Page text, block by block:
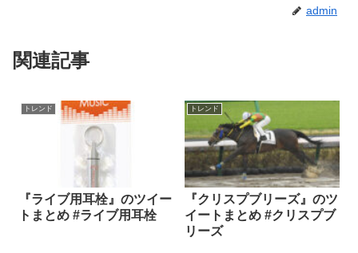
admin
関連記事
トレンド
『ライブ用耳栓』のツイー
トまとめ #ライブ用耳栓
トレンド
『クリスプブリーズ』のツ
イートまとめ #クリスプブ
リーズ